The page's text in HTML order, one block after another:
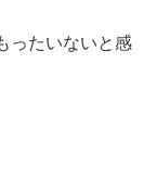
ったいないと感